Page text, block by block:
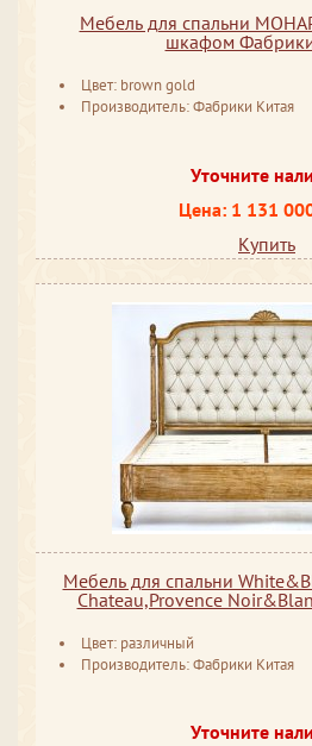
Мебель для спальни
шкафом
Цвет: brown gold
Производитель: Фабрики Китая
Уточните
Цена: 1 131
Купить
Мебель для спальни
Chateau,Provence
Цвет: различный
Производитель: Фабрики Китая
Уточните